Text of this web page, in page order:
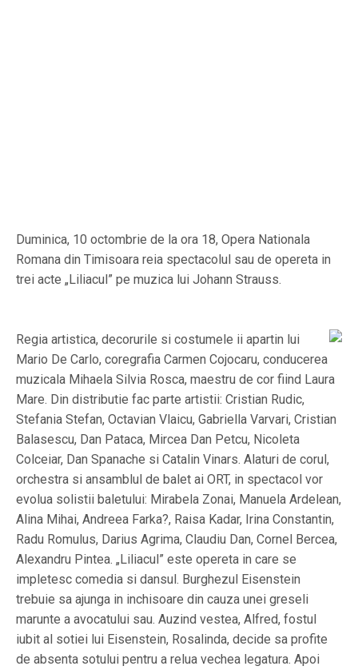
Duminica, 10 octombrie de la ora 18, Opera Nationala
Romana din Timisoara reia spectacolul sau de opereta in
trei acte „Liliacul” pe muzica lui Johann Strauss.
Regia artistica, decorurile si costumele ii apartin lui
Mario De Carlo, coregrafia Carmen Cojocaru, conducerea
muzicala Mihaela Silvia Rosca, maestru de cor fiind Laura
Mare. Din distributie fac parte artistii: Cristian Rudic,
Stefania Stefan, Octavian Vlaicu, Gabriella Varvari, Cristian
Balasescu, Dan Pataca, Mircea Dan Petcu, Nicoleta
Colceiar, Dan Spanache si Catalin Vinars. Alaturi de corul,
orchestra si ansamblul de balet ai ORT, in spectacol vor
evolua solistii baletului: Mirabela Zonai, Manuela Ardelean,
Alina Mihai, Andreea Farka?, Raisa Kadar, Irina Constantin,
Radu Romulus, Darius Agrima, Claudiu Dan, Cornel Bercea,
Alexandru Pintea. „Liliacul” este opereta in care se
impletesc comedia si dansul. Burghezul Eisenstein
trebuie sa ajunga in inchisoare din cauza unei greseli
marunte a avocatului sau. Auzind vestea, Alfred, fostul
iubit al sotiei lui Eisenstein, Rosalinda, decide sa profite
de absenta sotului pentru a relua vechea legatura. Apoi